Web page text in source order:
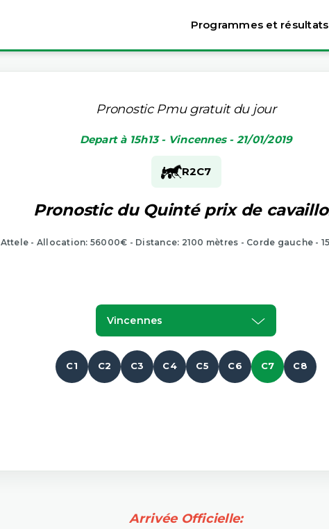
Programmes et résultats
Pronostic Pmu gratuit du jour
Depart à 15h13 - Vincennes - 21/01/2019
R2C7
Pronostic du Quinté prix de
Attele - Allocation: 56000€ - Distance: 2100 mètres - Corde gauche -
Vincennes
C1 C2 C3 C4 C5 C6 C7 C8
Arrivée Officielle: